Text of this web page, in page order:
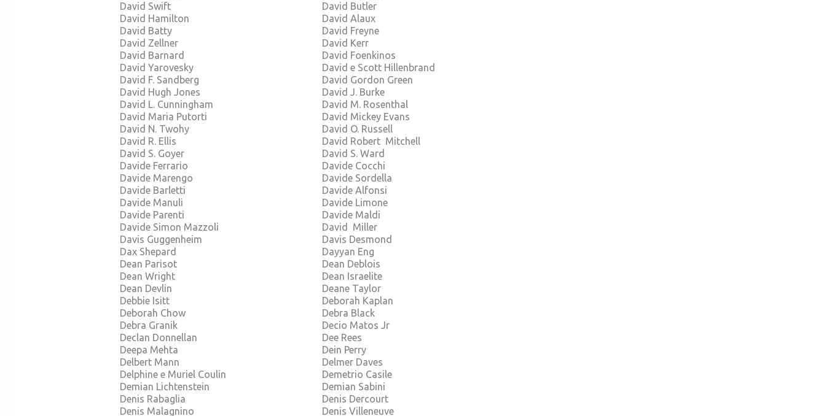
David Swift
David Butler
David Hamilton
David Alaux
David Batty
David Freyne
David Zellner
David Kerr
David Barnard
David Foenkinos
David Yarovesky
David e Scott Hillenbrand
David F. Sandberg
David Gordon Green
David Hugh Jones
David J. Burke
David L. Cunningham
David M. Rosenthal
David Maria Putorti
David Mickey Evans
David N. Twohy
David O. Russell
David R. Ellis
David Robert Mitchell
David S. Goyer
David S. Ward
Davide Ferrario
Davide Cocchi
Davide Marengo
Davide Sordella
Davide Barletti
Davide Alfonsi
Davide Manuli
Davide Limone
Davide Parenti
Davide Maldi
Davide Simon Mazzoli
David Miller
Davis Guggenheim
Davis Desmond
Dax Shepard
Dayyan Eng
Dean Parisot
Dean Deblois
Dean Wright
Dean Israelite
Dean Devlin
Deane Taylor
Debbie Isitt
Deborah Kaplan
Deborah Chow
Debra Black
Debra Granik
Decio Matos Jr
Declan Donnellan
Dee Rees
Deepa Mehta
Dein Perry
Delbert Mann
Delmer Daves
Delphine e Muriel Coulin
Demetrio Casile
Demian Lichtenstein
Demian Sabini
Denis Rabaglia
Denis Dercourt
Denis Malagnino
Denis Villeneuve